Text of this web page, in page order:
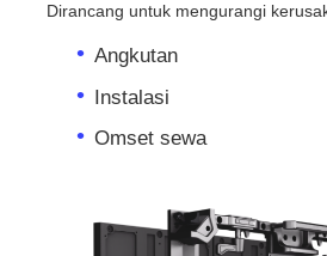
Dirancang untuk mengurangi
Angkutan
Instalasi
Omset sewa